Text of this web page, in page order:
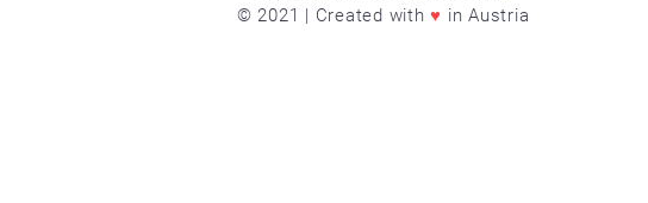
© 2021 | Created with♥ in Austria